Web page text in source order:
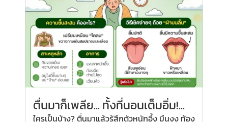
ตื่นมาก็เพลีย... ทั้งที่นอนเต็มอิ่ม!...
ใครเป็นบ้าง? ตื่นมาแล้วรู้สึกตัวหนักอึ้ง มึนงง ท้อง